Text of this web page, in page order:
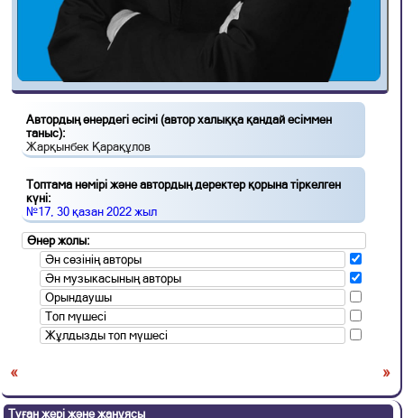
Автордың өнердегі есімі (автор халыққа қандай есіммен
таныс):
Жарқынбек Қарақұлов
Топтама нөмірі және автордың деректер қорына тіркелген
күні:
№17, 30 қазан 2022 жыл
Өнер жолы:
Ән сөзінің авторы
Ән музыкасының авторы
Орындаушы
Топ мүшесі
Жұлдызды топ мүшесі
« »
Туған жері және жанұясы